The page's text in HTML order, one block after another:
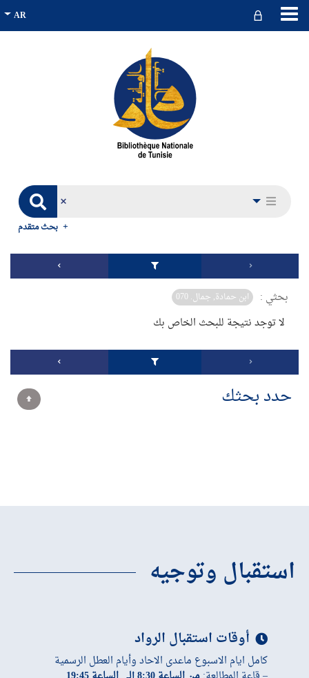
بحث متقدم
بحثي : ابن حمادة, جمال. 070
لا توجد نتيجة للبحث الخاص بك
حدد بحثك
استقبال وتوجيه
أوقات استقبال الرواد
كامل ايام الاسبوع ماعدى الاحاد وأيام العطل الرسمية